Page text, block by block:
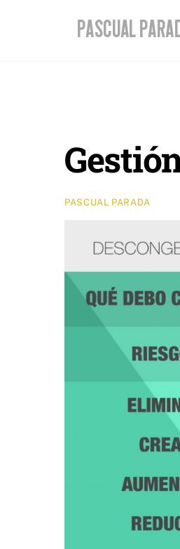
PASCUAL PARADA